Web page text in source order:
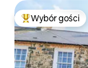
Wybór gości